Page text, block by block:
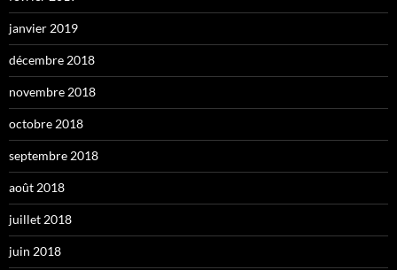
janvier 2019
décembre 2018
novembre 2018
octobre 2018
septembre 2018
août 2018
juillet 2018
juin 2018